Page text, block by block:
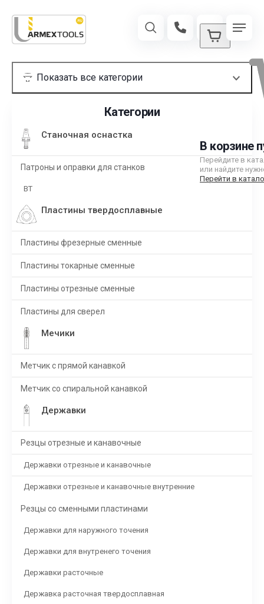
В корзине
Перейдите в
или найдите
Перейти в
Категории
Станочная оснастка
Патроны и оправки для станков
BT
Пластины твердосплавные
Пластины фрезерные сменные
Пластины токарные сменные
Пластины отрезные сменные
Пластины для сверел
Мечики
Метчик с прямой канавкой
Метчик со спиральной канавкой
Державки
Резцы отрезные и канавочные
Державки отрезные и канавочные
Державки отрезные и канавочные внутренние
Резцы со сменными пластинами
Державки для наружного точения
Державки для внутренего точения
Державки расточные
Державка расточная твердосплавная